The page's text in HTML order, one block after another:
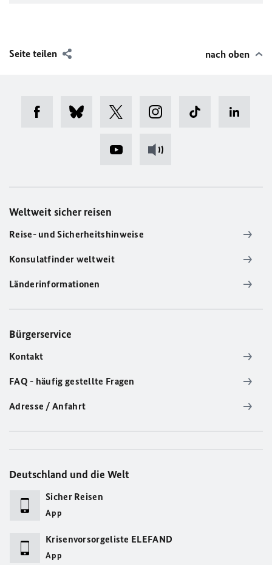
Seite teilen nach oben
Weltweit sicher reisen
Reise- und Sicherheitshinweise
Konsulatfinder weltweit
Länderinformationen
Bürgerservice
Kontakt
FAQ - häufig gestellte Fragen
Adresse / Anfahrt
Deutschland und die Welt
Sicher Reisen
App
Krisenvorsorgeliste ELEFAND
App